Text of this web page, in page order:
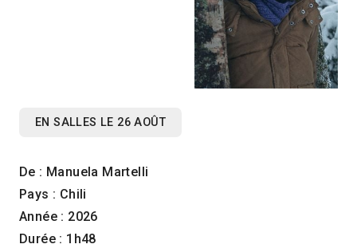
EN SALLES LE 26 AOÛT
De : Manuela Martelli
Pays : Chili
Année : 2026
Durée : 1h48